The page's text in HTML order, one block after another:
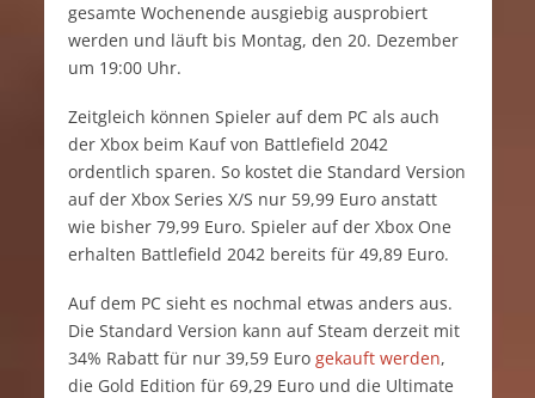
gesamte Wochenende ausgiebig ausprobiert
werden und läuft bis Montag, den 20. Dezember
um 19:00 Uhr.
Zeitgleich können Spieler auf dem PC als auch
der Xbox beim Kauf von Battlefield 2042
ordentlich sparen. So kostet die Standard Version
auf der Xbox Series X/S nur 59,99 Euro anstatt
wie bisher 79,99 Euro. Spieler auf der Xbox One
erhalten Battlefield 2042 bereits für 49,89 Euro.
Auf dem PC sieht es nochmal etwas anders aus.
Die Standard Version kann auf Steam derzeit mit
34% Rabatt für nur 39,59 Euro gekauft werden,
die Gold Edition für 69,29 Euro und die Ultimate